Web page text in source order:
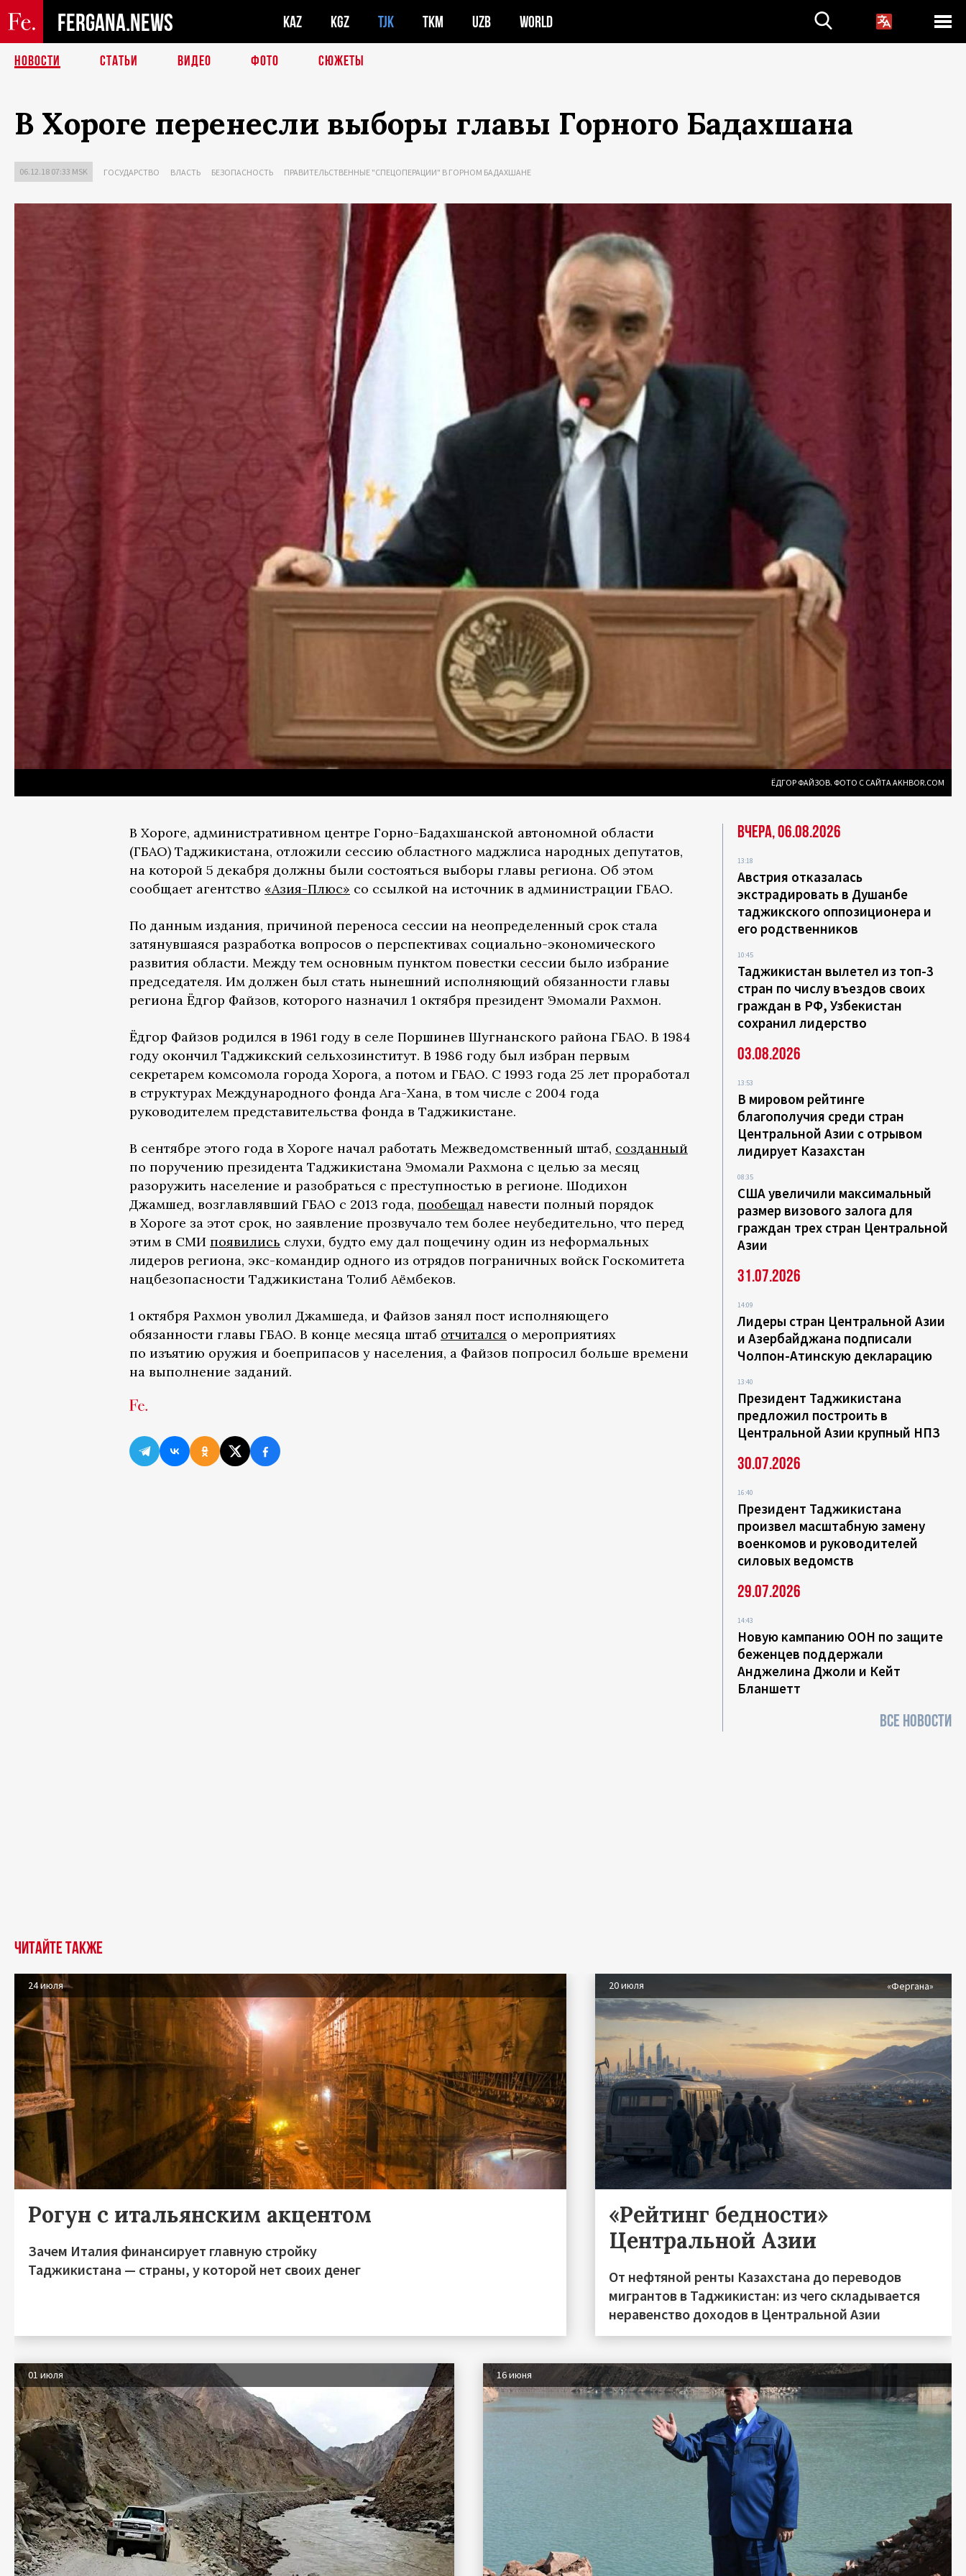
FERGANA.NEWS KAZ KGZ TJK TKM UZB WORLD
НОВОСТИ СТАТЬИ ВИДЕО ФОТО СЮЖЕТЫ
В Хороге перенесли выборы главы Горного Бадахшана
06.12.18 07:33 MSK ГОСУДАРСТВО ВЛАСТЬ БЕЗОПАСНОСТЬ ПРАВИТЕЛЬСТВЕННЫЕ "СПЕЦОПЕРАЦИИ" В ГОРНОМ БАДАХШАНЕ
ЁДГОР ФАЙЗОВ. ФОТО С САЙТА AKHBOR.COM
В Хороге, административном центре Горно-Бадахшанской автономной области
(ГБАО) Таджикистана, отложили сессию областного маджлиса народных депутатов,
на которой 5 декабря должны были состояться выборы главы региона. Об этом
сообщает агентство «Азия-Плюс» со ссылкой на источник в администрации ГБАО.
По данным издания, причиной переноса сессии на неопределенный срок стала
затянувшаяся разработка вопросов о перспективах социально-экономического
развития области. Между тем основным пунктом повестки сессии было избрание
председателя. Им должен был стать нынешний исполняющий обязанности главы
региона Ёдгор Файзов, которого назначил 1 октября президент Эмомали Рахмон.
Ёдгор Файзов родился в 1961 году в селе Поршинев Шугнанского района ГБАО. В 1984
году окончил Таджикский сельхозинститут. В 1986 году был избран первым
секретарем комсомола города Хорога, а потом и ГБАО. С 1993 года 25 лет проработал
в структурах Международного фонда Ага-Хана, в том числе с 2004 года
руководителем представительства фонда в Таджикистане.
В сентябре этого года в Хороге начал работать Межведомственный штаб, созданный
по поручению президента Таджикистана Эмомали Рахмона с целью за месяц
разоружить население и разобраться с преступностью в регионе. Шодихон
Джамшед, возглавлявший ГБАО с 2013 года, пообещал навести полный порядок
в Хороге за этот срок, но заявление прозвучало тем более неубедительно, что перед
этим в СМИ появились слухи, будто ему дал пощечину один из неформальных
лидеров региона, экс-командир одного из отрядов пограничных войск Госкомитета
нацбезопасности Таджикистана Толиб Аёмбеков.
1 октября Рахмон уволил Джамшеда, и Файзов занял пост исполняющего
обязанности главы ГБАО. В конце месяца штаб отчитался о мероприятиях
по изъятию оружия и боеприпасов у населения, а Файзов попросил больше времени
на выполнение заданий.
Вчера, 06.08.2026
13:18
Австрия отказалась
экстрадировать в Душанбе
таджикского оппозиционера и
его родственников
10:45
Таджикистан вылетел из топ-3
стран по числу въездов своих
граждан в РФ, Узбекистан
сохранил лидерство
03.08.2026
13:53
В мировом рейтинге
благополучия среди стран
Центральной Азии с отрывом
лидирует Казахстан
08:35
США увеличили максимальный
размер визового залога для
граждан трех стран Центральной
Азии
31.07.2026
14:09
Лидеры стран Центральной Азии
и Азербайджана подписали
Чолпон-Атинскую декларацию
13:40
Президент Таджикистана
предложил построить в
Центральной Азии крупный НПЗ
30.07.2026
16:40
Президент Таджикистана
произвел масштабную замену
военкомов и руководителей
силовых ведомств
29.07.2026
14:43
Новую кампанию ООН по защите
беженцев поддержали
Анджелина Джоли и Кейт
Бланшетт
ВСЕ НОВОСТИ
Читайте также
24 июля
Рогун с итальянским акцентом
Зачем Италия финансирует главную стройку
Таджикистана — страны, у которой нет своих денег
20 июля «Фергана»
«Рейтинг бедности»
Центральной Азии
От нефтяной ренты Казахстана до переводов
мигрантов в Таджикистан: из чего складывается
неравенство доходов в Центральной Азии
01 июля 16 июня